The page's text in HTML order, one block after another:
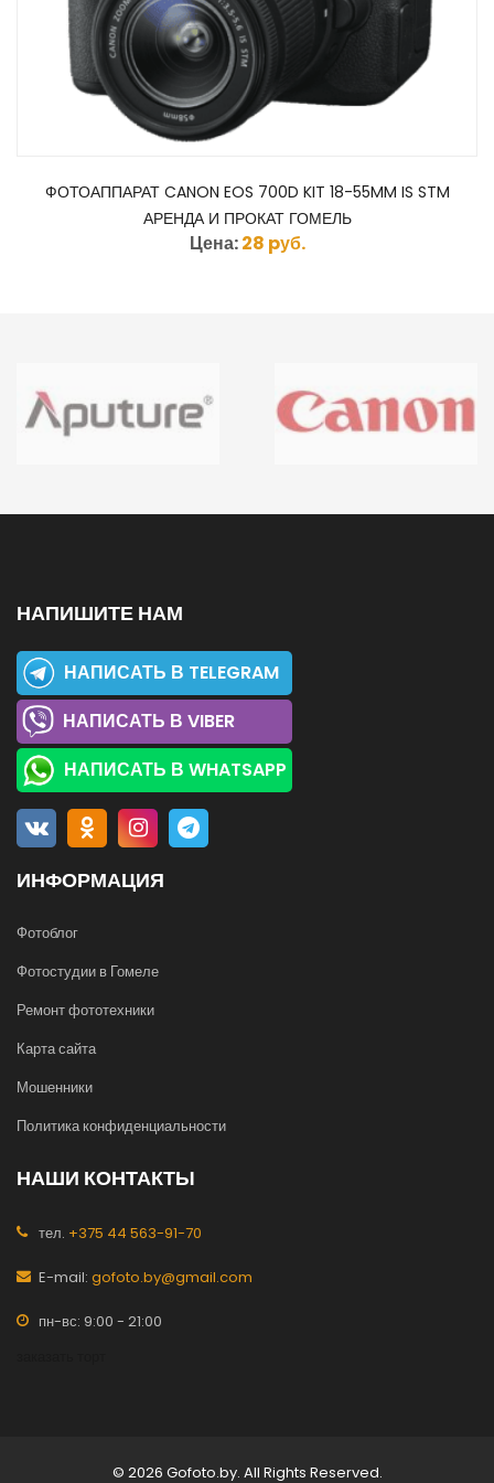
ФОТОАППАРАТ CANON EOS 700D KIT 18-55MM IS STM
АРЕНДА И ПРОКАТ ГОМЕЛЬ
Цена:28 pуб.
НАПИШИТЕ НАМ
НАПИСАТЬ В TELEGRAM
НАПИСАТЬ В VIBER
НАПИСАТЬ В WHATSAPP
ИНФОРМАЦИЯ
Фотоблог
Фотостудии в Гомеле
Ремонт фототехники
Карта сайта
Мошенники
Политика конфиденциальности
НАШИ КОНТАКТЫ
тел. +375 44 563-91-70
E-mail: gofoto.by@gmail.com
пн-вс: 9:00 - 21:00
© 2026 Gofoto.by. All Rights Reserved.